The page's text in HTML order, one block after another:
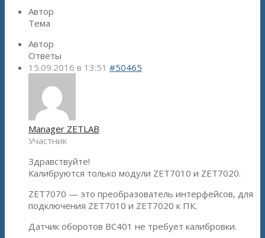
Автор
Тема
Автор
Ответы
15.09.2016 в 13:51 #50465
Manager ZETLAB
Участник
Здравствуйте!
Калибруются только модули ZET7010 и ZET7020.
ZET7070 — это преобразователь интерфейсов, для
подключения ZET7010 и ZET7020 к ПК.
Датчик оборотов ВС401 не требует калибровки.